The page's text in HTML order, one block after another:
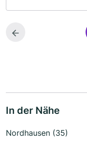
In der Nähe
Nordhausen (35)